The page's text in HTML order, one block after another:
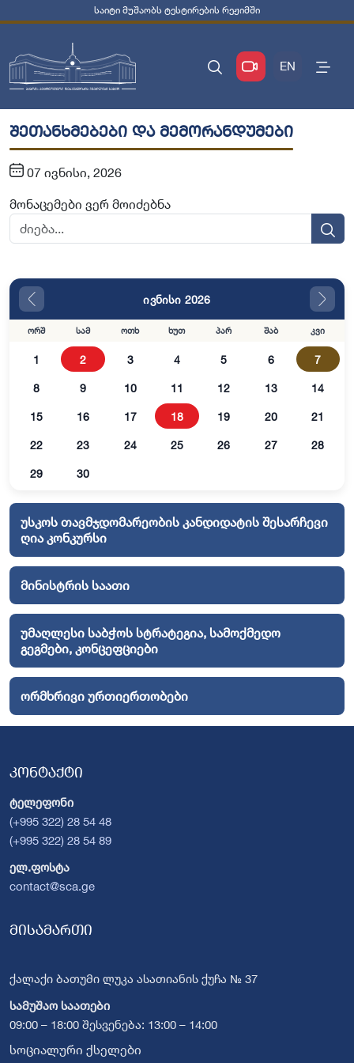
საიტი მუშაობს ტესტირების რეჟიმში
EN
შეთანხმებები და მემორანდუმები
07 ივნისი, 2026
მონაცემები ვერ მოიძებნა
ივნისი 2026
ორშ სამ ოთხ ხუთ პარ შაბ კვი
1 2 3 4 5 6 7
8 9 10 11 12 13 14
15 16 17 18 19 20 21
22 23 24 25 26 27 28
29 30
უსკოს თავმჯდომარეობის კანდიდატის შესარჩევი
ღია კონკურსი
მინისტრის საათი
უმაღლესი საბჭოს სტრატეგია, სამოქმედო
გეგმები, კონცეფციები
ორმხრივი ურთიერთობები
კონტაქტი
ტელეფონი
(+995 322) 28 54 48
(+995 322) 28 54 89
ელ.ფოსტა
contact@sca.ge
მისამართი
ქალაქი ბათუმი ლუკა ასათიანის ქუჩა № 37
სამუშაო საათები
09:00 – 18:00 შესვენება: 13:00 – 14:00
სოციალური ქსელები